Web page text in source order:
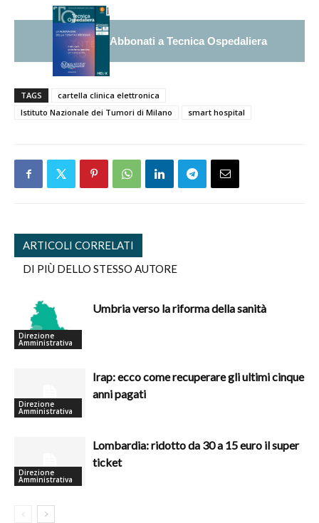
Abbonati a Tecnica Ospedaliera
TAGS
cartella clinica elettronica
Istituto Nazionale dei Tumori di Milano
smart hospital
ARTICOLI CORRELATI
DI PIÙ DELLO STESSO AUTORE
Direzione
Amministrativa
Umbria verso la riforma della sanità
Direzione
Amministrativa
Irap: ecco come recuperare gli ultimi cinque
anni pagati
Direzione
Amministrativa
Lombardia: ridotto da 30 a 15 euro il super
ticket